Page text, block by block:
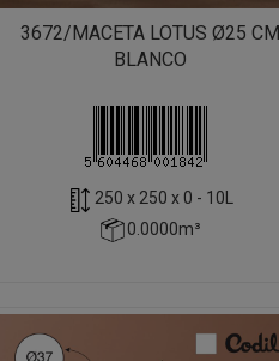
3672/MACETA LOTUS Ø25 CM
BLANCO
250 x 250 x 0 - 10L
0.0000m³